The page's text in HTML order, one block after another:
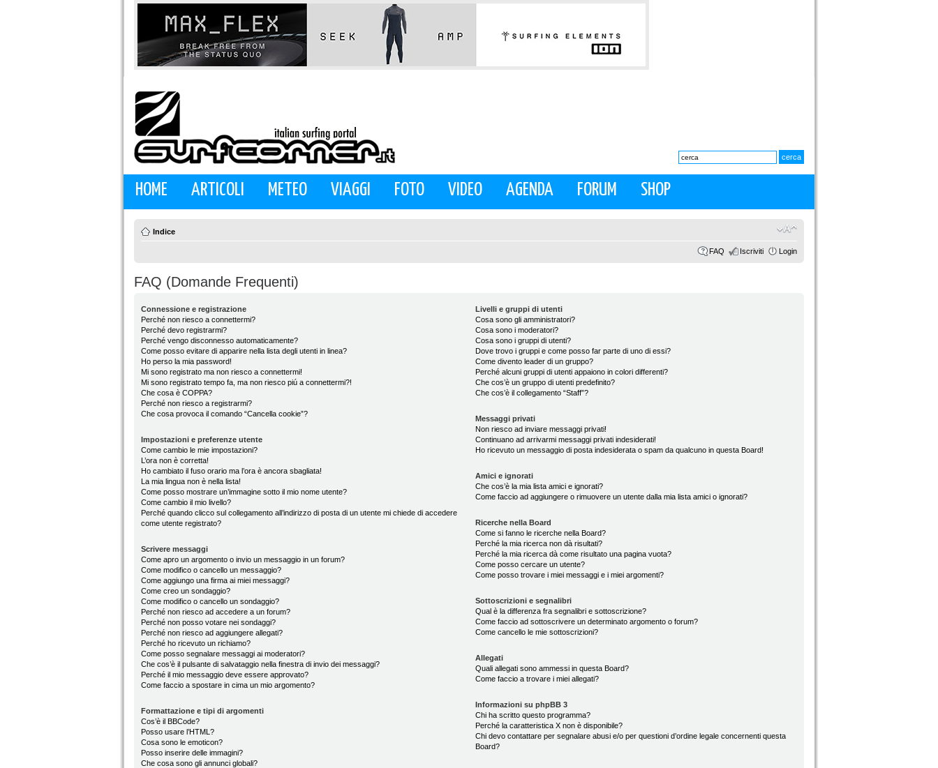
HOME ARTICOLI METEO VIAGGI FOTO VIDEO AGENDA FORUM SHOP
Indice
FAQ Iscriviti Login
FAQ (Domande Frequenti)
Connessione e registrazione
Perché non riesco a connettermi?
Perché devo registrarmi?
Perché vengo disconnesso automaticamente?
Come posso evitare di apparire nella lista degli utenti in linea?
Ho perso la mia password!
Mi sono registrato ma non riesco a connettermi!
Mi sono registrato tempo fa, ma non riesco piú a connettermi?!
Che cosa è COPPA?
Perché non riesco a registrarmi?
Che cosa provoca il comando “Cancella cookie”?
Impostazioni e preferenze utente
Come cambio le mie impostazioni?
L’ora non è corretta!
Ho cambiato il fuso orario ma l’ora è ancora sbagliata!
La mia lingua non è nella lista!
Come posso mostrare un’immagine sotto il mio nome utente?
Come cambio il mio livello?
Perché quando clicco sul collegamento all’indirizzo di posta di un utente mi chiede di accedere
come utente registrato?
Scrivere messaggi
Come apro un argomento o invio un messaggio in un forum?
Come modifico o cancello un messaggio?
Come aggiungo una firma ai miei messaggi?
Come creo un sondaggio?
Come modifico o cancello un sondaggio?
Perché non riesco ad accedere a un forum?
Perché non posso votare nei sondaggi?
Perché non riesco ad aggiungere allegati?
Perché ho ricevuto un richiamo?
Come posso segnalare messaggi ai moderatori?
Che cos’è il pulsante di salvataggio nella finestra di invio dei messaggi?
Perché il mio messaggio deve essere approvato?
Come faccio a spostare in cima un mio argomento?
Formattazione e tipi di argomenti
Cos’è il BBCode?
Posso usare l’HTML?
Cosa sono le emoticon?
Posso inserire delle immagini?
Che cosa sono gli annunci globali?
Livelli e gruppi di utenti
Cosa sono gli amministratori?
Cosa sono i moderatori?
Cosa sono i gruppi di utenti?
Dove trovo i gruppi e come posso far parte di uno di essi?
Come divento leader di un gruppo?
Perché alcuni gruppi di utenti appaiono in colori differenti?
Che cos’è un gruppo di utenti predefinito?
Che cos’è il collegamento “Staff”?
Messaggi privati
Non riesco ad inviare messaggi privati!
Continuano ad arrivarmi messaggi privati indesiderati!
Ho ricevuto un messaggio di posta indesiderata o spam da qualcuno in questa Board!
Amici e ignorati
Che cos’è la mia lista amici e ignorati?
Come faccio ad aggiungere o rimuovere un utente dalla mia lista amici o ignorati?
Ricerche nella Board
Come si fanno le ricerche nella Board?
Perché la mia ricerca non dà risultati?
Perché la mia ricerca dà come risultato una pagina vuota?
Come posso cercare un utente?
Come posso trovare i miei messaggi e i miei argomenti?
Sottoscrizioni e segnalibri
Qual è la differenza fra segnalibri e sottoscrizione?
Come faccio ad sottoscrivere un determinato argomento o forum?
Come cancello le mie sottoscrizioni?
Allegati
Quali allegati sono ammessi in questa Board?
Come faccio a trovare i miei allegati?
Informazioni su phpBB 3
Chi ha scritto questo programma?
Perché la caratteristica X non è disponibile?
Chi devo contattare per segnalare abusi e/o per questioni d’ordine legale concernenti questa
Board?